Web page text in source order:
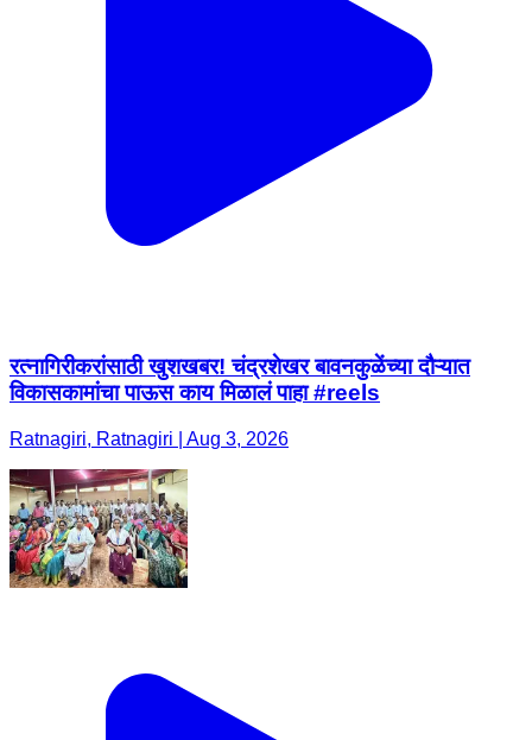
रत्नागिरीकरांसाठी खुशखबर! चंद्रशेखर बावनकुळेंच्या दौऱ्यात
विकासकामांचा पाऊस काय मिळालं पाहा #reels
Ratnagiri, Ratnagiri | Aug 3, 2026